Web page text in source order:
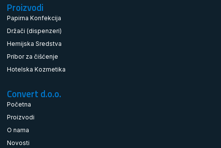
Proizvodi
Papirna Konfekcija
Držači (dispenzeri)
Hemijska Sredstva
Pribor za čišćenje
Hotelska Kozmetika
Convert d.o.o.
Početna
Proizvodi
O nama
Novosti